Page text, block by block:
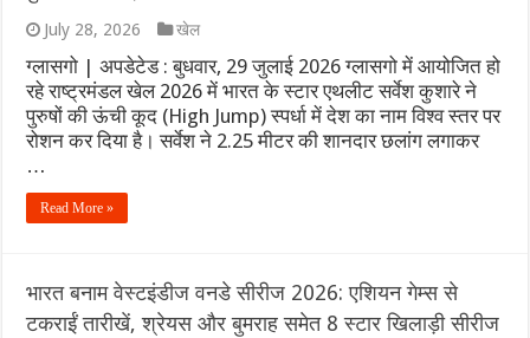
July 28, 2026 खेल
ग्लासगो | अपडेटेड : बुधवार, 29 जुलाई 2026 ग्लासगो में आयोजित हो
रहे राष्ट्रमंडल खेल 2026 में भारत के स्टार एथलीट सर्वेश कुशारे ने
पुरुषों की ऊंची कूद (High Jump) स्पर्धा में देश का नाम विश्व स्तर पर
रोशन कर दिया है। सर्वेश ने 2.25 मीटर की शानदार छलांग लगाकर
…
Read More »
भारत बनाम वेस्टइंडीज वनडे सीरीज 2026: एशियन गेम्स से
टकराईं तारीखें, श्रेयस और बुमराह समेत 8 स्टार खिलाड़ी सीरीज